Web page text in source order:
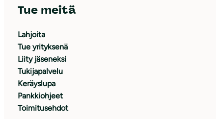
Tue meitä
Lahjoita
Tue yrityksenä
Liity jäseneksi
Tukijapalvelu
Keräyslupa
Pankkiohjeet
Toimitusehdot